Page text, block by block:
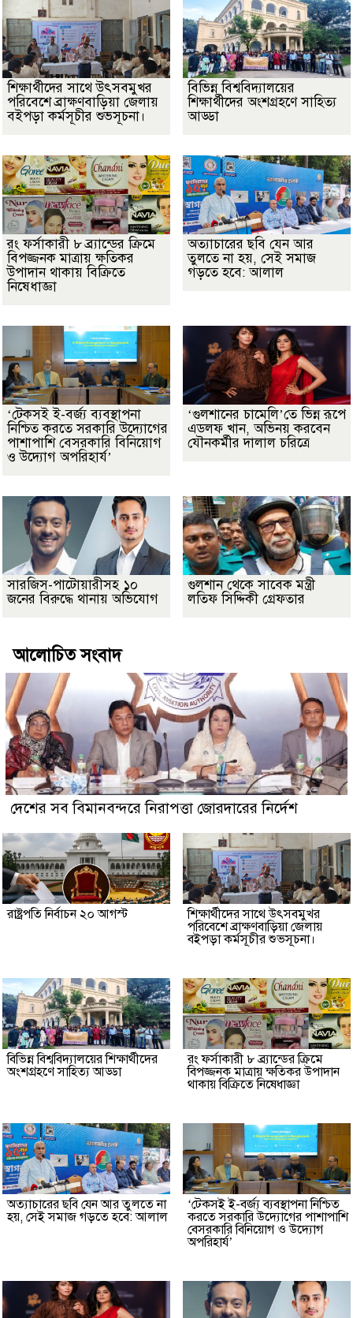
শিক্ষার্থীদের সাথে উৎসবমুখর
পরিবেশে ব্রাক্ষণবাড়িয়া জেলায়
বইপড়া কর্মসূচীর শুভসূচনা।
বিভিন্ন বিশ্ববিদ্যালয়ের
শিক্ষার্থীদের অংশগ্রহণে সাহিত্য
আড্ডা
রং ফর্সাকারী ৮ ব্র্যান্ডের ক্রিমে
বিপজ্জনক মাত্রায় ক্ষতিকর
উপাদান থাকায় বিক্রিতে
নিষেধাজ্ঞা
অত্যাচারের ছবি যেন আর
তুলতে না হয়, সেই সমাজ
গড়তে হবে: আলাল
‘টেকসই ই-বর্জ্য ব্যবস্থাপনা
নিশ্চিত করতে সরকারি উদ্যোগের
পাশাপাশি বেসরকারি বিনিয়োগ
ও উদ্যোগ অপরিহার্য’
‘গুলশানের চামেলি’তে ভিন্ন রূপে
এডলফ খান, অভিনয় করবেন
যৌনকর্মীর দালাল চরিত্রে
সারজিস-পাটোয়ারীসহ ১০
জনের বিরুদ্ধে থানায় অভিযোগ
গুলশান থেকে সাবেক মন্ত্রী
লতিফ সিদ্দিকী গ্রেফতার
আলোচিত সংবাদ
দেশের সব বিমানবন্দরে নিরাপত্তা জোরদারের নির্দেশ
রাষ্ট্রপতি নির্বাচন ২০ আগস্ট
শিক্ষার্থীদের সাথে উৎসবমুখর
পরিবেশে ব্রাক্ষণবাড়িয়া জেলায়
বইপড়া কর্মসূচীর শুভসূচনা।
বিভিন্ন বিশ্ববিদ্যালয়ের শিক্ষার্থীদের
অংশগ্রহণে সাহিত্য আড্ডা
রং ফর্সাকারী ৮ ব্র্যান্ডের ক্রিমে
বিপজ্জনক মাত্রায় ক্ষতিকর উপাদান
থাকায় বিক্রিতে নিষেধাজ্ঞা
অত্যাচারের ছবি যেন আর তুলতে না
হয়, সেই সমাজ গড়তে হবে: আলাল
‘টেকসই ই-বর্জ্য ব্যবস্থাপনা নিশ্চিত
করতে সরকারি উদ্যোগের পাশাপাশি
বেসরকারি বিনিয়োগ ও উদ্যোগ
অপরিহার্য’